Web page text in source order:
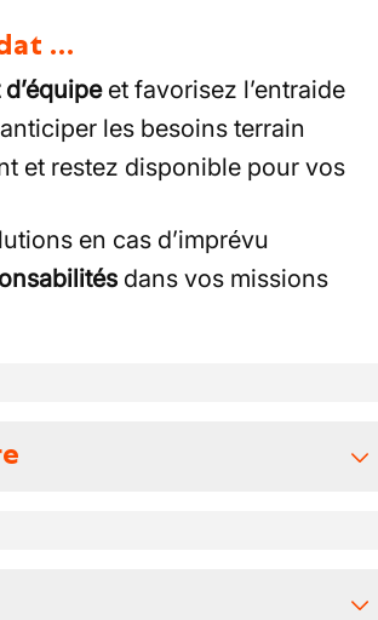
…
et favorisez l’entraide
les besoins terrain
et restez disponible pour vos
en cas d’imprévu
dans vos missions